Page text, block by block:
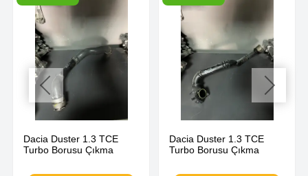
Dacia Duster 1.3 TCE
Turbo Borusu Çıkma
Dacia Duster 1.3 TCE
Turbo Borusu Çıkma